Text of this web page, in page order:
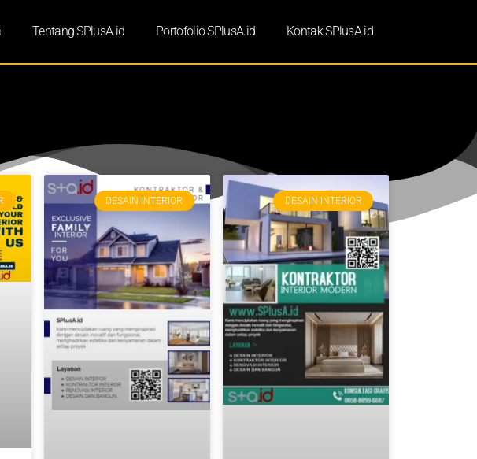
Tentang SPlusA.id Portofolio SPlusA.id Kontak SPlusA.id
DESAIN INTERIOR DESAIN INTERIOR